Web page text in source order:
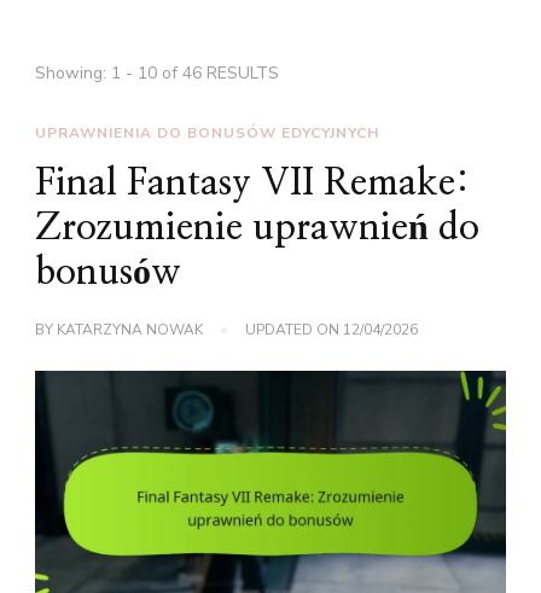
Showing: 1 - 10 of 46 RESULTS
UPRAWNIENIA DO BONUSÓW EDYCYJNYCH
Final Fantasy VII Remake:
Zrozumienie uprawnień do
bonusów
BY KATARZYNA NOWAK UPDATED ON 12/04/2026